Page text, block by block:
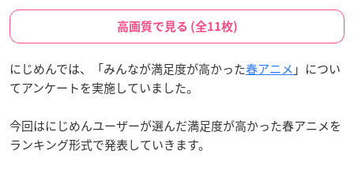
高画質で見る (全11枚)
にじめんでは、「みんなが満足度が高かった春アニメ 」につい
てアンケートを実施していました。
今回はにじめんユーザーが選んだ満足度が高かった春アニメを
ランキング形式で発表していきます。